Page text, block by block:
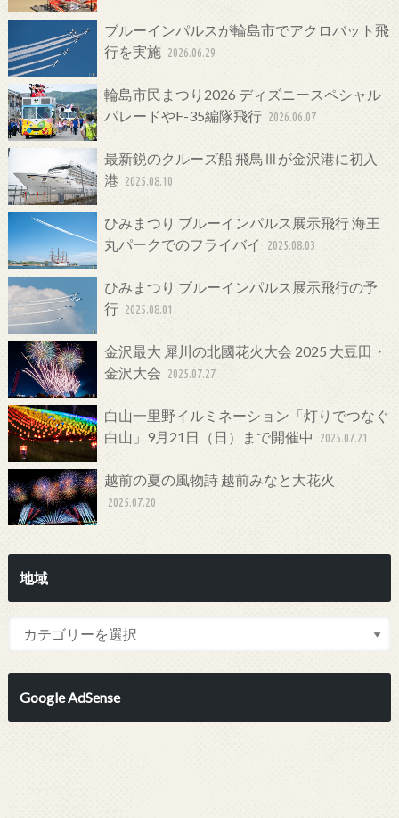
ブルーインパルスが輪島市でアクロバット飛
行を実施 2026.06.29
輪島市民まつり2026 ディズニースペシャル
パレードやF-35編隊飛行 2026.06.07
最新鋭のクルーズ船 飛鳥Ⅲが金沢港に初入
港 2025.08.10
ひみまつり ブルーインパルス展示飛行 海王
丸パークでのフライバイ
2025.08.03
ひみまつり ブルーインパルス展示飛行の予
行 2025.08.01
金沢最大 犀川の北國花火大会 2025 大豆田・
金沢大会 2025.07.27
白山一里野イルミネーション「灯りでつなぐ
白山」9月21日（日）まで開催中
2025.07.21
越前の夏の風物詩 越前みなと大花火
2025.07.20
地域
Google AdSense